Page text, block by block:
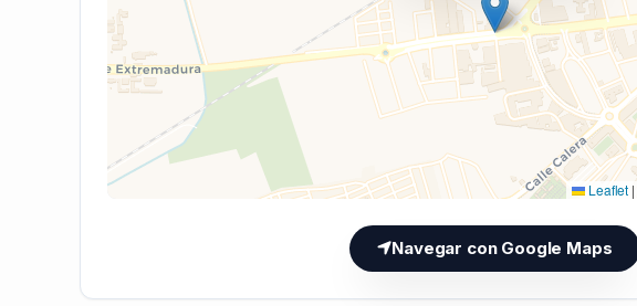
Cargando mapa (V7 Inline)...
Leaflet |
Navegar con Google Maps